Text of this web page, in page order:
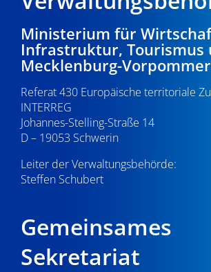
Ministerium für
Infrastruktur, Tourismus
Mecklenburg-
Referat 430 Europäische territoriale
INTERREG
Johannes-Stelling-Straße 14
D – 19053 Schwerin
Leiter der Verwaltungsbehörde:
Steffen Schubert
Gemeinsames
Sekretariat